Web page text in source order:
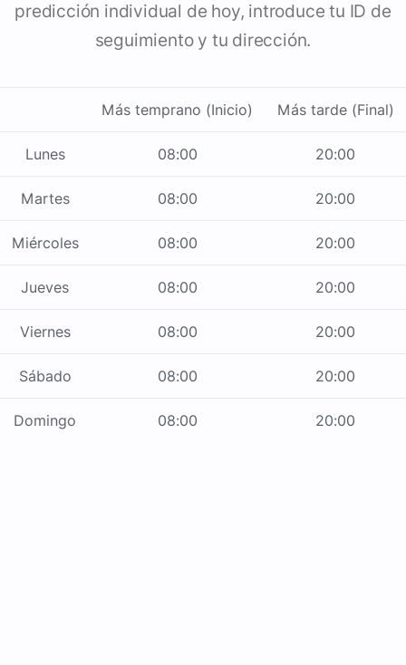
predicción individual de hoy, introduce tu ID de
seguimiento y tu dirección.
Más temprano (Inicio) Más tarde (Final)
Lunes 08:00 20:00
Martes 08:00 20:00
Miércoles 08:00 20:00
Jueves 08:00 20:00
Viernes 08:00 20:00
Sábado 08:00 20:00
Domingo 08:00 20:00